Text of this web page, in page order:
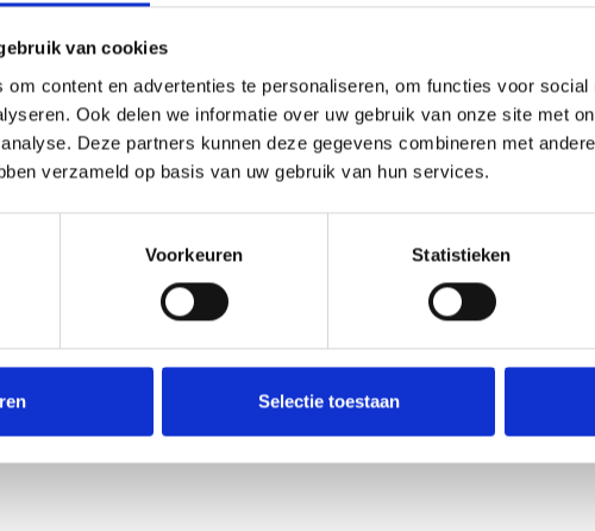
van cookies
om content en advertenties te personaliseren, om functies voor social
Ook delen we informatie over uw gebruik van onze site met
Deze partners kunnen deze gegevens combineren met
verzameld op basis van uw gebruik van hun services.
Voorkeuren Statistieken
Selectie toestaan